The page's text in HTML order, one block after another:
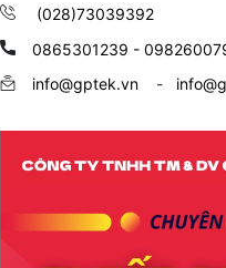
(028)73039392
0865301239 -
info@gptek.vn
-